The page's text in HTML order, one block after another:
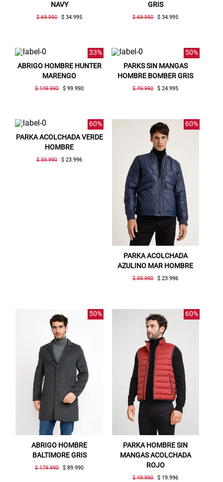
NAVY
$ 69.990 $ 34.995
GRIS
$ 69.990 $ 34.995
33%
ABRIGO HOMBRE HUNTER
MARENGO
$ 149.990 $ 99.990
50%
PARKS SIN MANGAS
HOMBRE BOMBER GRIS
$ 49.990 $ 24.995
60%
PARKA ACOLCHADA VERDE
HOMBRE
$ 59.990 $ 23.996
60%
PARKA ACOLCHADA
AZULINO MAR HOMBRE
$ 59.990 $ 23.996
50%
ABRIGO HOMBRE
BALTIMORE GRIS
$ 179.990 $ 89.990
60%
PARKA HOMBRE SIN
MANGAS ACOLCHADA
ROJO
$ 49.990 $ 19.996
Gracias por inscribirte!
Aquí esta tu cupón, usalo en tu siguiente
SUSPE01